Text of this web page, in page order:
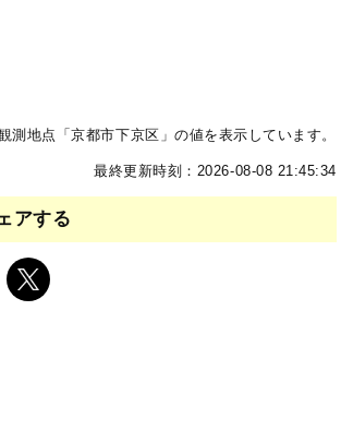
地点「京都市下京区」の値を表示しています。
最終更新時刻：2026-08-08 21:45:34
アする